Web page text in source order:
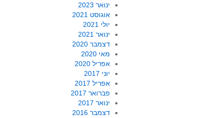
ינואר 2023
אוגוסט 2021
יולי 2021
ינואר 2021
דצמבר 2020
מאי 2020
אפריל 2020
יוני 2017
אפריל 2017
פברואר 2017
ינואר 2017
דצמבר 2016